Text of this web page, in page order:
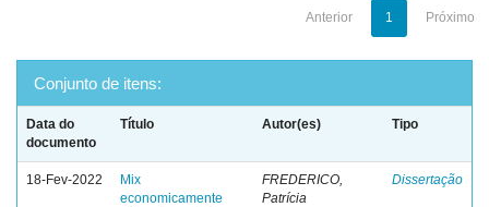
Anterior 1 Próximo
Conjunto de itens:
Data do
documento
Título Autor(es) Tipo
18-Fev-2022
Mix
economicamente
FREDERICO,
Patrícia
Dissertação